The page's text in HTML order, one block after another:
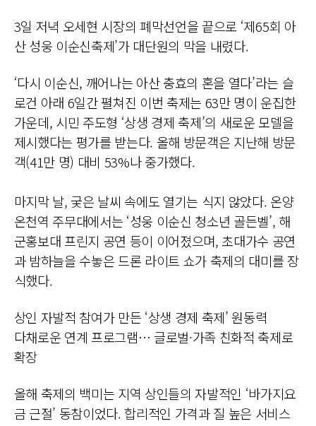
3일 저녁 오세현 시장의 폐막선언을 끝으로 ‘제65회 아
산 성웅 이순신축제’가 대단원의 막을 내렸다.
‘다시 이순신, 깨어나는 아산 충효의 혼을 열다’라는 슬
로건 아래 6일간 펼쳐진 이번 축제는 63만 명이 운집한
가운데, 시민 주도형 ‘상생 경제 축제’의 새로운 모델을
제시했다는 평가를 받는다. 올해 방문객은 지난해 방문
객(41만 명) 대비 53%나 중가했다.
마지막 날, 궂은 날씨 속에도 열기는 식지 않았다. 온양
온천역 주무대에서는 ‘성웅 이순신 청소년 골든벨’, 해
군홍보대 프린지 공연 등이 이어졌으며, 초대가수 공연
과 밤하늘을 수놓은 드론 라이트 쇼가 축제의 대미를 장
식했다.
상인 자발적 참여가 만든 ‘상생 경제 축제’ 원동력
다채로운 연계 프로그램… 글로벌·가족 친화적 축제로
확장
올해 축제의 백미는 지역 상인들의 자발적인 ‘바가지요
금 근절’ 동참이었다. 합리적인 가격과 질 높은 서비스